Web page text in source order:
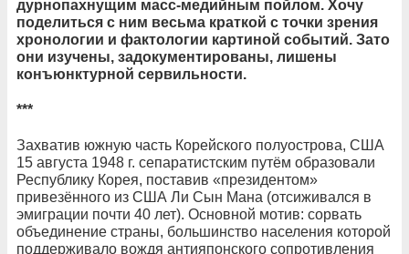
дурнопахнущим масс-медийным пойлом. Хочу
поделиться с ним весьма краткой с точки зрения
хронологии и фактологии картиной событий. Зато
они изучены, задокументированы, лишены
конъюнктурной сервильности.
***
Захватив южную часть Корейского полуострова, США
15 августа 1948 г. сепаратистским путём образовали
Республику Корея, поставив «президентом»
привезённого из США Ли Сын Мана (отсиживался в
эмиграции почти 40 лет). Основной мотив: сорвать
объединение страны, большинство населения которой
поддерживало вождя антияпонского сопротивления